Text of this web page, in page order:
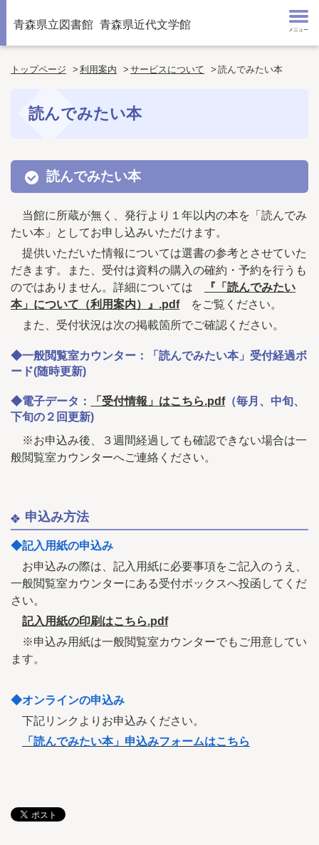
青森県立図書館 青森県近代文学館 メニュー
トップページ 利用案内 サービスについて 読んでみたい本
読んでみたい本
読んでみたい本
当館に所蔵が無く、発行より１年以内の本を「読んでみ
たい本」としてお申し込みいただけます。
提供いただいた情報については選書の参考とさせていた
だきます。また、受付は資料の購入の確約・予約を行うも
のではありません。詳細については
『「読んでみたい
本」について（利用案内）』.pdf
をご覧ください。
また、受付状況は次の掲載箇所でご確認ください。
◆一般閲覧室カウンター：「読んでみたい本」受付経過ボ
ード(随時更新)
◆電子データ： 「受付情報」はこちら.pdf（毎月、中旬、
下旬の２回更新)
※お申込み後、３週間経過しても確認できない場合は一
般閲覧室カウンターへご連絡ください。
申込み方法
◆記入用紙の申込み
お申込みの際は、記入用紙に必要事項をご記入のうえ、
一般閲覧室カウンターにある受付ボックスへ投函してくだ
さい。
記入用紙の印刷はこちら.pdf
※申込み用紙は一般閲覧室カウンターでもご用意してい
ます。
◆オンラインの申込み
下記リンクよりお申込みください。
「読んでみたい本」申込みフォームはこちら